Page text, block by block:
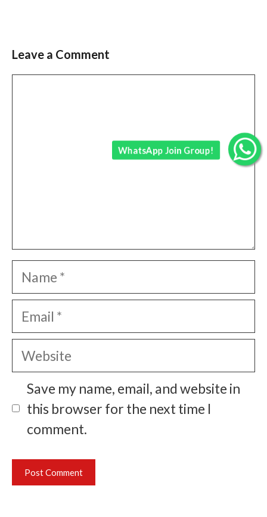
Leave a Comment
Name
Email
Website
Save my name, email, and website in
this browser for the next time I
comment.
WhatsApp Join Group!